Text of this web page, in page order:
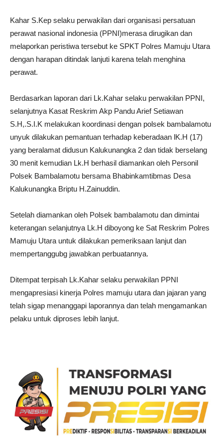
Kahar S.Kep selaku perwakilan dari organisasi persatuan
perawat nasional indonesia (PPNI)merasa dirugikan dan
melaporkan peristiwa tersebut ke SPKT Polres Mamuju Utara
dengan harapan ditindak lanjuti karena telah menghina
perawat.
Berdasarkan laporan dari Lk.Kahar selaku perwakilan PPNI,
selanjutnya Kasat Reskrim Akp Pandu Arief Setiawan
S.H,.S.I.K melakukan koordinasi dengan polsek bambalamotu
unyuk dilakukan pemantuan terhadap keberadaan lK.H (17)
yang beralamat didusun Kalukunangka 2 dan tidak berselang
30 menit kemudian Lk.H berhasil diamankan oleh Personil
Polsek Bambalamotu bersama Bhabinkamtibmas Desa
Kalukunangka Briptu H.Zainuddin.
Setelah diamankan oleh Polsek bambalamotu dan dimintai
keterangan selanjutnya Lk.H diboyong ke Sat Reskrim Polres
Mamuju Utara untuk dilakukan pemeriksaan lanjut dan
mempertanggubg jawabkan perbuatannya.
Ditempat terpisah Lk.Kahar selaku perwakilan PPNI
mengapresiasi kinerja Polres mamuju utara dan jajaran yang
telah sigap menanggapi laporannya dan telah mengamankan
pelaku untuk diproses lebih lanjut.